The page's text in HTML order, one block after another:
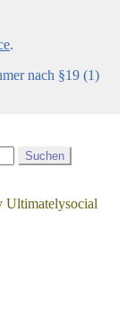
.
nach §19 (1)
Suchen
Ultimatelysocial